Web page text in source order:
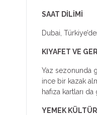
SAAT DİLİMİ
Dubai,
KIYAFET VE
Yaz sezonunda
ince bir kazak
hafıza kartları
YEMEK